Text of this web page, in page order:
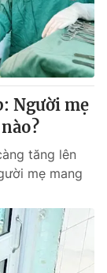
Người mẹ
tăng lên
mẹ mang